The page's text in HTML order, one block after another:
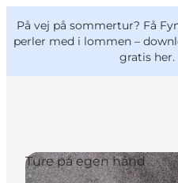
På vej på sommertur? Få
perler med i lommen –
gratis her.
Oplevelser
VisitFyn
Deutsch
Ture på egen hånd